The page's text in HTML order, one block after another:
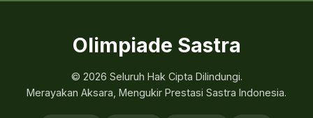
Olimpiade Sastra
© 2026 Seluruh Hak Cipta Dilindungi.
Merayakan Aksara, Mengukir Prestasi Sastra Indonesia.